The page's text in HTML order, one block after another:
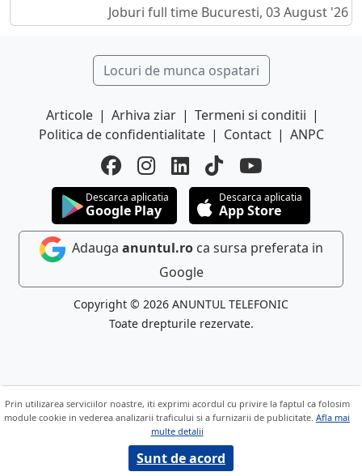
Joburi full time Bucuresti, 03 August '26
Locuri de munca ospatari
Articole | Arhiva ziar | Termeni si conditii |
Politica de confidentialitate | Contact | ANPC
Descarca aplicatia
Google Play
Descarca aplicatia
App Store
Adauga anuntul.roca sursa preferata in
Google
Copyright © 2026 ANUNTUL TELEFONIC
Toate drepturile rezervate.
Prin utilizarea serviciilor noastre, iti exprimi acordul cu privire la faptul ca folosim
module cookie in vederea analizarii traficului si a furnizarii de publicitate. Afla mai
multe detalii
Sunt de acord